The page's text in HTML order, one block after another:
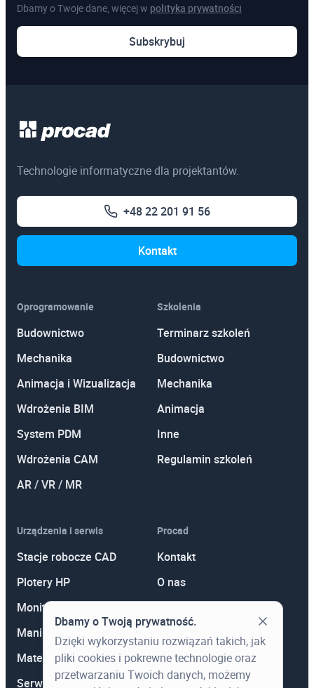
Dbamy o Twoje dane, więcej w polityka prywatności
Subskrybuj
Technologie informatyczne dla projektantów.
+48 22 201 91 56
Kontakt
Oprogramowanie
Budownictwo
Mechanika
Animacja i Wizualizacja
Wdrożenia BIM
System PDM
Wdrożenia CAM
AR / VR / MR
Szkolenia
Terminarz szkoleń
Budownictwo
Mechanika
Animacja
Inne
Regulamin szkoleń
Urządzenia i serwis
Stacje robocze CAD
Plotery HP
Monitory
Manipulatory 3D
Materiały eksploatacyjne
Serwis
Procad
Kontakt
O nas
Polityka prywatności
Aktualności
Wiedza
Dbamy o Twoją prywatność.
Dzięki wykorzystaniu rozwiązań takich, jak
pliki cookies i pokrewne technologie oraz
przetwarzaniu Twoich danych, możemy